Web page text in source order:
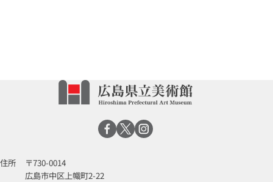
住所
〒730-0014
広島市中区上幟町2-22